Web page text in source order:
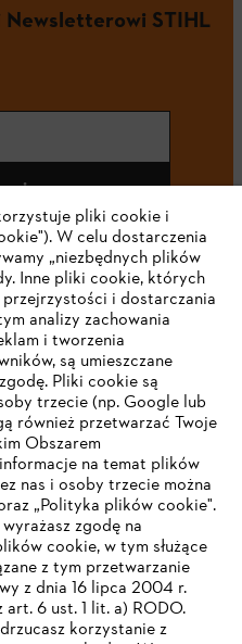
Newsletterowi STIHL
się
#STIHL
NIE JEST
pliki cookie i
W celu dostarczenia
„niezbędnych plików
Inne pliki cookie, których
i dostarczania
analizy zachowania
i tworzenia
są umieszczane
Pliki cookie są
trzecie (np. Google lub
również przetwarzać Twoje
Obszarem
na temat plików
nas i osoby trzecie można
„Polityka plików cookie".
zgodę na
cookie, w tym służące
z tym przetwarzanie
z dnia 16 lipca 2004 r.
6 ust. 1 lit. a) RODO.
korzystanie z